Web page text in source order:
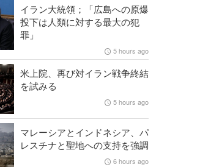
イラン大統領；「広島への原爆
投下は人類に対する最大の犯
罪」
5 hours ago
米上院、再び対イラン戦争終結
を試みる
5 hours ago
マレーシアとインドネシア、パ
レスチナと聖地への支持を強調
6 hours ago